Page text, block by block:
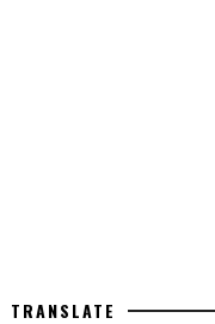
TRANSLATE